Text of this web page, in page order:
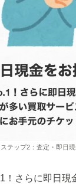
ステップ2：査定・即日
！さらに即日現